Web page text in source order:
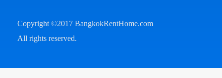
Copyright ©2017 BangkokRentHome.com
All rights reserved.